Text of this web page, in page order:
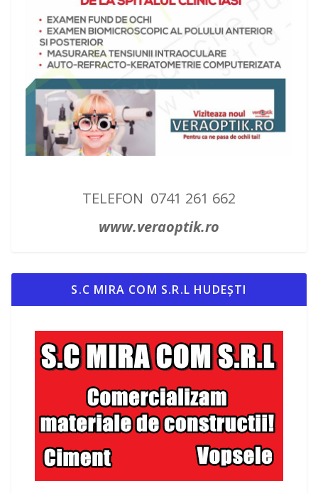
TELEFON 0741 261 662
www.veraoptik.ro
S.C MIRA COM S.R.L HUDEȘTI